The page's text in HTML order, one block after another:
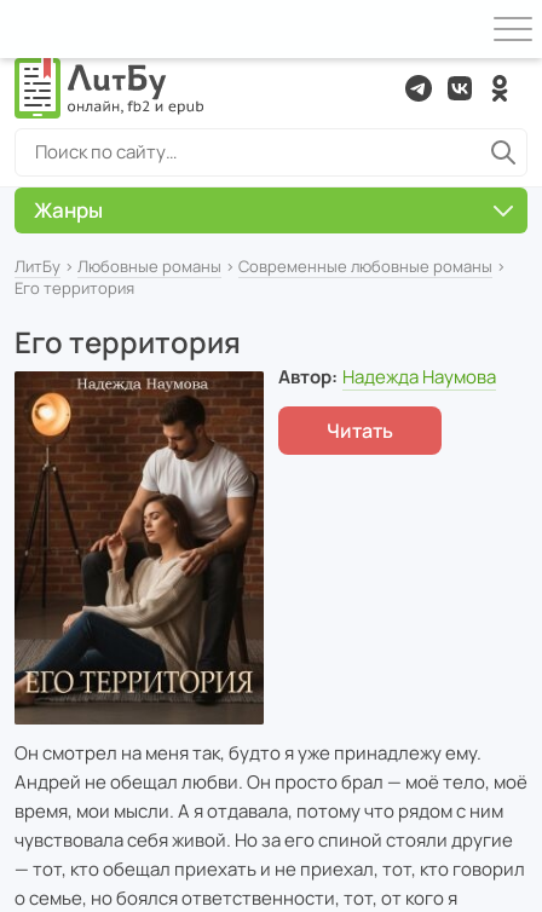
ЛитБу › Любовные романы › Современные любовные романы ›
Его территория
Его территория
Автор: Надежда Наумова
Читать
Он смотрел на меня так, будто я уже принадлежу ему.
Андрей не обещал любви. Он просто брал — моё тело, моё
время, мои мысли. А я отдавала, потому что рядом с ним
чувствовала себя живой. Но за его спиной стояли другие
— тот, кто обещал приехать и не приехал, тот, кто говорил
о семье, но боялся ответственности, тот, от кого я
Жанры